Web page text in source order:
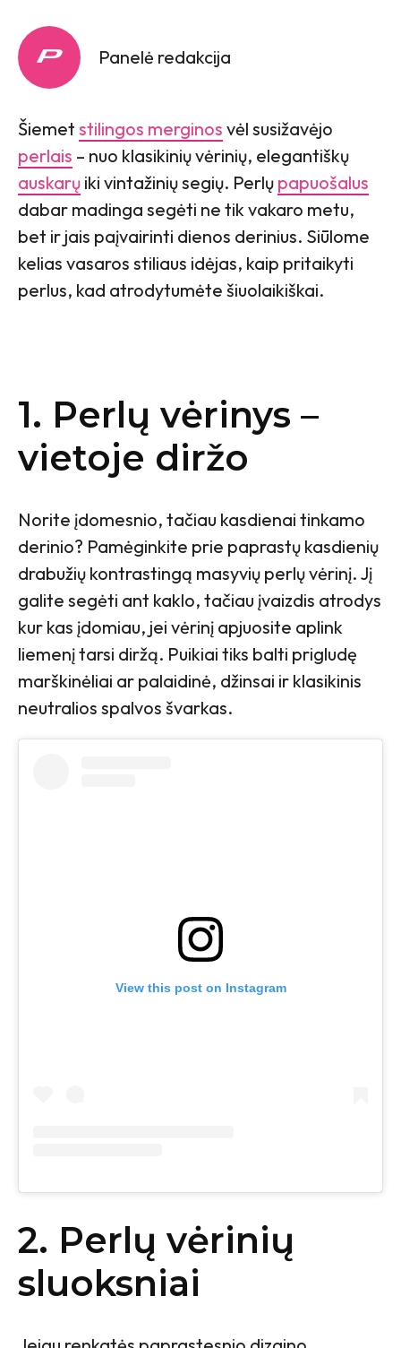
Panelė redakcija
Šiemet stilingos merginos vėl susižavėjo
perlais – nuo klasikinių vėrinių, elegantiškų
auskarų iki vintažinių segių. Perlų papuošalus
dabar madinga segėti ne tik vakaro metu,
bet ir jais paįvairinti dienos derinius. Siūlome
kelias vasaros stiliaus idėjas, kaip pritaikyti
perlus, kad atrodytumėte šiuolaikiškai.
1. Perlų vėrinys –
vietoje diržo
Norite įdomesnio, tačiau kasdienai tinkamo
derinio? Pamėginkite prie paprastų kasdienių
drabužių kontrastingą masyvių perlų vėrinį. Jį
galite segėti ant kaklo, tačiau įvaizdis atrodys
kur kas įdomiau, jei vėrinį apjuosite aplink
liemenį tarsi diržą. Puikiai tiks balti prigludę
marškinėliai ar palaidinė, džinsai ir klasikinis
neutralios spalvos švarkas.
View this post on Instagram
2. Perlų vėrinių
sluoksniai